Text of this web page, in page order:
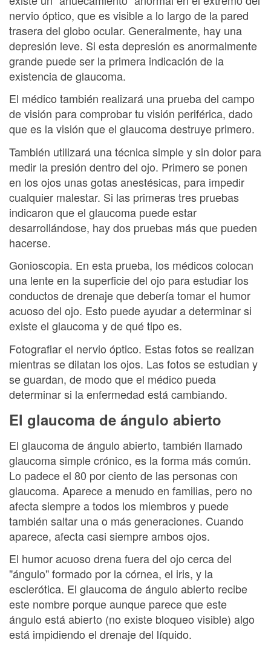
nervio óptico, que es visible a lo largo de la pared
trasera del globo ocular. Generalmente, hay una
depresión leve. Si esta depresión es anormalmente
grande puede ser la primera indicación de la
existencia de glaucoma.
El médico también realizará una prueba del campo
de visión para comprobar tu visión periférica, dado
que es la visión que el glaucoma destruye primero.
También utilizará una técnica simple y sin dolor para
medir la presión dentro del ojo. Primero se ponen
en los ojos unas gotas anestésicas, para impedir
cualquier malestar. Si las primeras tres pruebas
indicaron que el glaucoma puede estar
desarrollándose, hay dos pruebas más que pueden
hacerse.
Gonioscopia. En esta prueba, los médicos colocan
una lente en la superficie del ojo para estudiar los
conductos de drenaje que debería tomar el humor
acuoso del ojo. Esto puede ayudar a determinar si
existe el glaucoma y de qué tipo es.
Fotografiar el nervio óptico. Estas fotos se realizan
mientras se dilatan los ojos. Las fotos se estudian y
se guardan, de modo que el médico pueda
determinar si la enfermedad está cambiando.
El glaucoma de ángulo abierto
El glaucoma de ángulo abierto, también llamado
glaucoma simple crónico, es la forma más común.
Lo padece el 80 por ciento de las personas con
glaucoma. Aparece a menudo en familias, pero no
afecta siempre a todos los miembros y puede
también saltar una o más generaciones. Cuando
aparece, afecta casi siempre ambos ojos.
El humor acuoso drena fuera del ojo cerca del
"ángulo" formado por la córnea, el iris, y la
esclerótica. El glaucoma de ángulo abierto recibe
este nombre porque aunque parece que este
ángulo está abierto (no existe bloqueo visible) algo
está impidiendo el drenaje del líquido.